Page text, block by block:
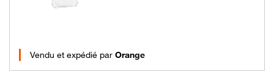
Vendu et expédié par Orange